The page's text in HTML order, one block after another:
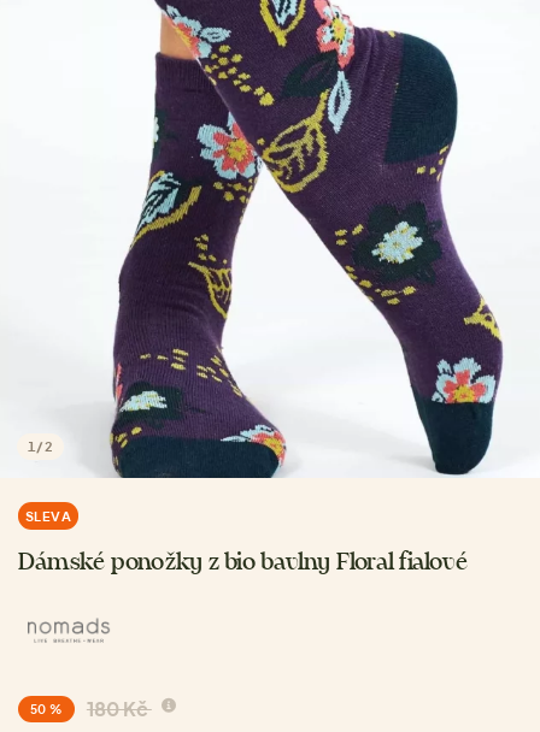
1 /2
SLEVA
Dámské ponožky z bio bavlny Floral fialové
50 % 180 Kč